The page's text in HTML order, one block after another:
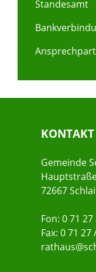
Standesamt
KONTAKT
Gemeinde
72667
Fon: 0 71
Fax: 0 71 27